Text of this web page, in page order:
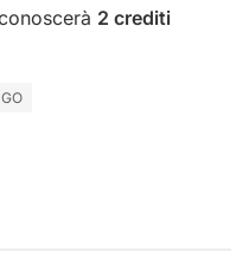
2 crediti